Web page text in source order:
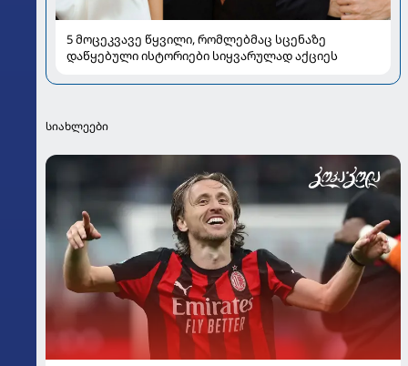
5 მოცეკვავე წყვილი, რომლებმაც სცენაზე
დაწყებული ისტორიები სიყვარულად აქციეს
სიახლეები